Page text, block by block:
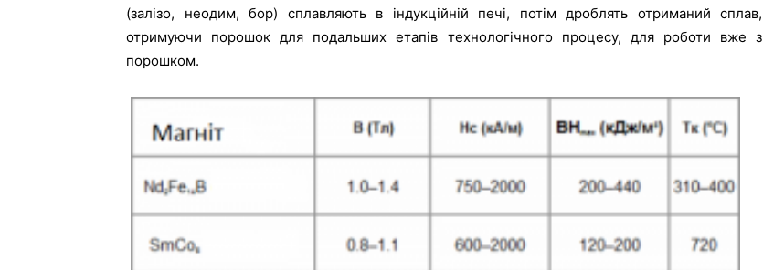
(залізо, неодим, бор) сплавляють в індукційній печі, потім дроблять отриманий сплав,
отримуючи порошок для подальших етапів технологічного процесу, для роботи вже з
порошком.